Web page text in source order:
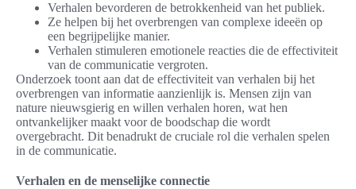
Verhalen bevorderen de betrokkenheid van het publiek.
Ze helpen bij het overbrengen van complexe ideeën op
een begrijpelijke manier.
Verhalen stimuleren emotionele reacties die de effectiviteit
van de communicatie vergroten.
Onderzoek toont aan dat de effectiviteit van verhalen bij het
overbrengen van informatie aanzienlijk is. Mensen zijn van
nature nieuwsgierig en willen verhalen horen, wat hen
ontvankelijker maakt voor de boodschap die wordt
overgebracht. Dit benadrukt de cruciale rol die verhalen spelen
in de communicatie.
Verhalen en de menselijke connectie